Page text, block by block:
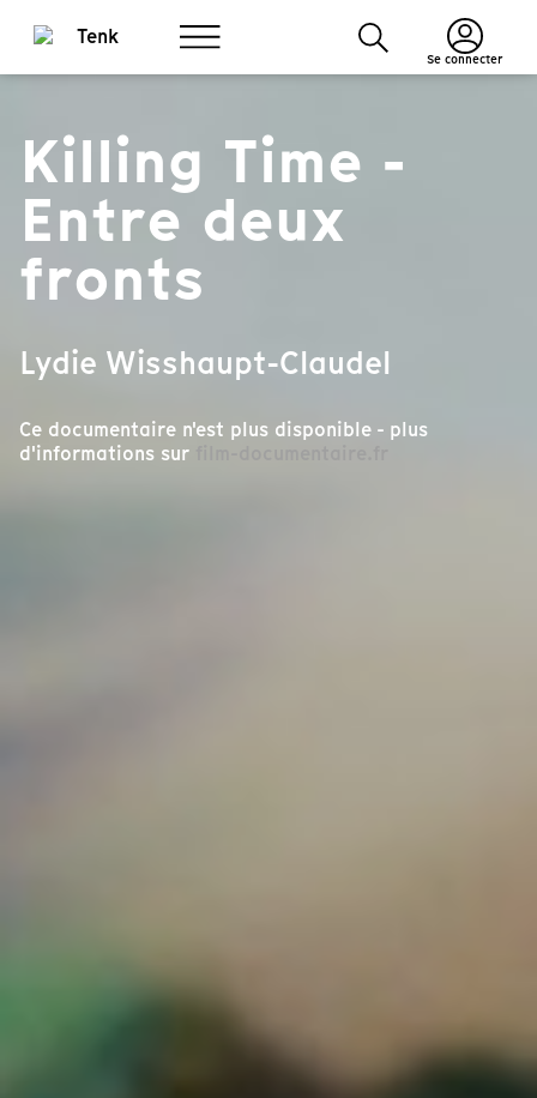
Se connecter
Killing Time -
Entre deux
fronts
Lydie Wisshaupt-Claudel
Ce documentaire n'est plus disponible - plus
d'informations sur